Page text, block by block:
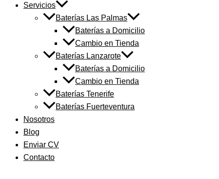
Servicios
Baterías Las Palmas
Baterías a Domicilio
Cambio en Tienda
Baterías Lanzarote
Baterías a Domicilio
Cambio en Tienda
Baterías Tenerife
Baterías Fuerteventura
Nosotros
Blog
Enviar CV
Contacto